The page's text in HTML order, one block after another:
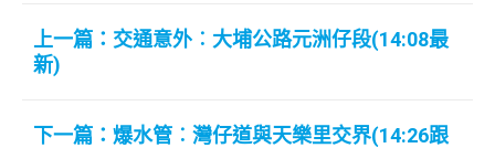
上一篇：交通意外︰大埔公路元洲仔段(14:08最
新)
下一篇：爆水管︰灣仔道與天樂里交界(14:26跟